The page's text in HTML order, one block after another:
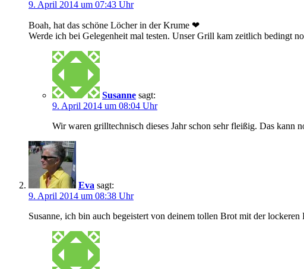
9. April 2014 um 07:43 Uhr
Boah, hat das schöne Löcher in der Krume ❤
Werde ich bei Gelegenheit mal testen. Unser Grill kam zeitlich bedingt
Susanne sagt:
9. April 2014 um 08:04 Uhr
Wir waren grilltechnisch dieses Jahr schon sehr fleißig. Das kann
Eva sagt:
9. April 2014 um 08:38 Uhr
Susanne, ich bin auch begeistert von deinem tollen Brot mit der lockeren